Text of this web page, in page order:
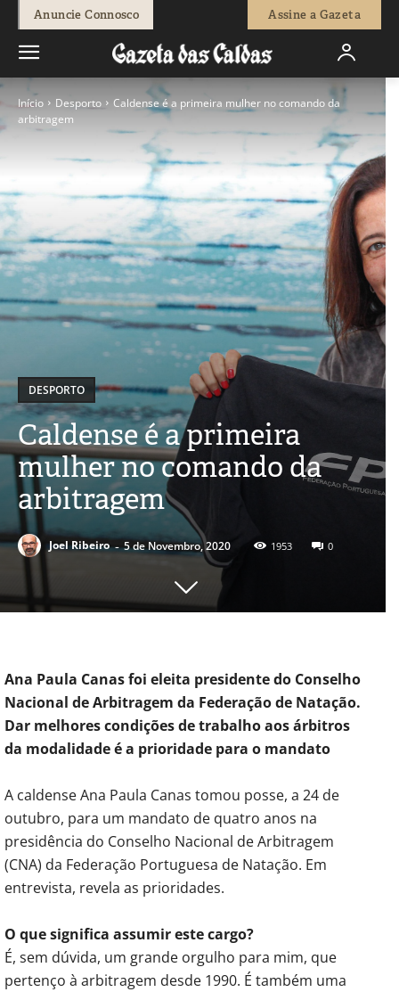
Anuncie Connosco Assine a Gazeta
Início Desporto
Caldense é a primeira mulher no comando da
arbitragem
DESPORTO
Caldense é a primeira
mulher no comando da
arbitragem
Joel Ribeiro - 5 de Novembro, 2020 1953 0
Ana Paula Canas foi eleita presidente do Conselho
Nacional de Arbitragem da Federação de Natação.
Dar melhores condições de trabalho aos árbitros
da modalidade é a prioridade para o mandato
A caldense Ana Paula Canas tomou posse, a 24 de
outubro, para um mandato de quatro anos na
presidência do Conselho Nacional de Arbitragem
(CNA) da Federação Portuguesa de Natação. Em
entrevista, revela as prioridades.
O que significa assumir este cargo?
É, sem dúvida, um grande orgulho para mim, que
pertenço à arbitragem desde 1990. É também uma